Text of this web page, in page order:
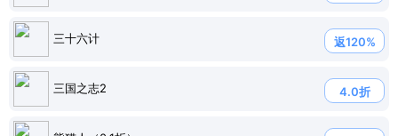
三十六计 返120%
三国之志2 4.0折